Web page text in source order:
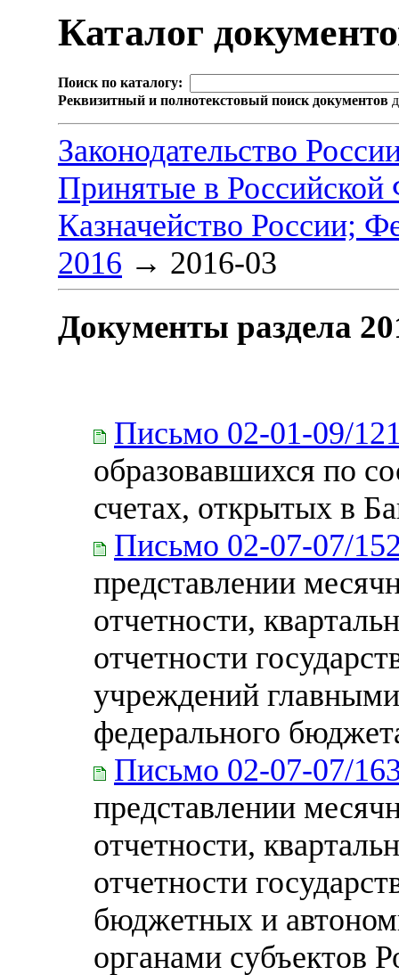
Каталог
Поиск по каталогу:
Реквизитный и полнотекстовый поиск документов
Законодательство
Принятые в Российской
Казначейство России;
2016 → 2016-03
Документы раздела
Письмо 02-01-09/
образовавшихся по
счетах, открытых в
Письмо 02-07-07/
представлении
отчетности,
отчетности
учреждений
федерального
Письмо 02-07-07/
представлении
отчетности,
отчетности
бюджетных и
органами субъектов